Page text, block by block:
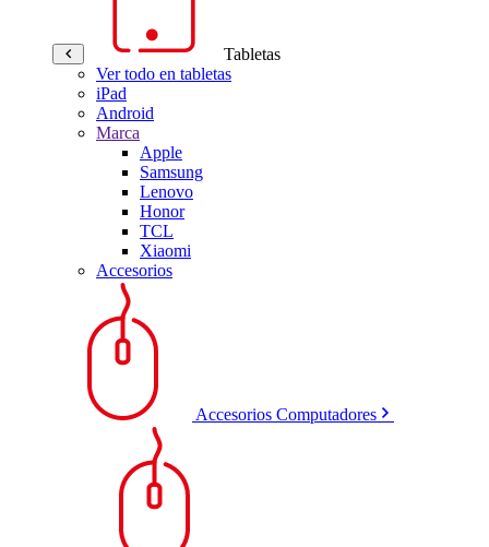
Tabletas
Ver todo en tabletas
iPad
Android
Marca
Apple
Samsung
Lenovo
Honor
TCL
Xiaomi
Accesorios
Accesorios Computadores